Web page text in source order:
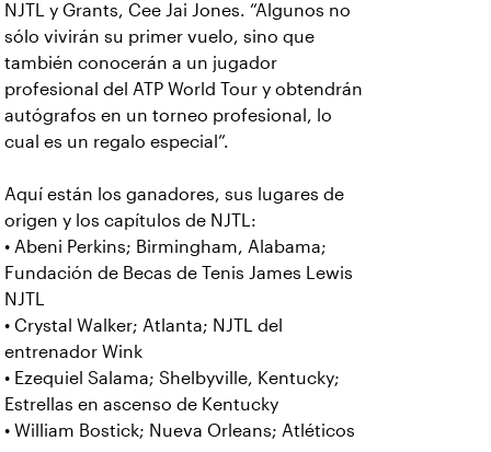
NJTL y Grants, Cee Jai Jones. “Algunos no
sólo vivirán su primer vuelo, sino que
también conocerán a un jugador
profesional del ATP World Tour y obtendrán
autógrafos en un torneo profesional, lo
cual es un regalo especial”.
Aquí están los ganadores, sus lugares de
origen y los capítulos de NJTL:
• Abeni Perkins; Birmingham, Alabama;
Fundación de Becas de Tenis James Lewis
NJTL
• Crystal Walker; Atlanta; NJTL del
entrenador Wink
• Ezequiel Salama; Shelbyville, Kentucky;
Estrellas en ascenso de Kentucky
• William Bostick; Nueva Orleans; Atléticos